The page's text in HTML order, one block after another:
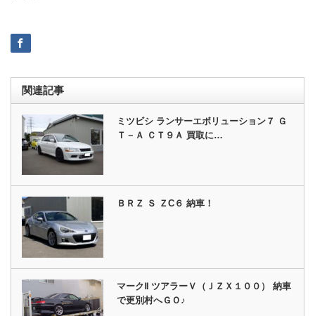
関連記事
ミツビシ ランサーエボリューション７ Ｇ
Ｔ－Ａ ＣＴ９Ａ 買取に…
ＢＲＺ Ｓ ＺC６ 納車！
マークⅡ ツアラーＶ（ＪＺＸ１００） 納車
で更別村へＧＯ♪